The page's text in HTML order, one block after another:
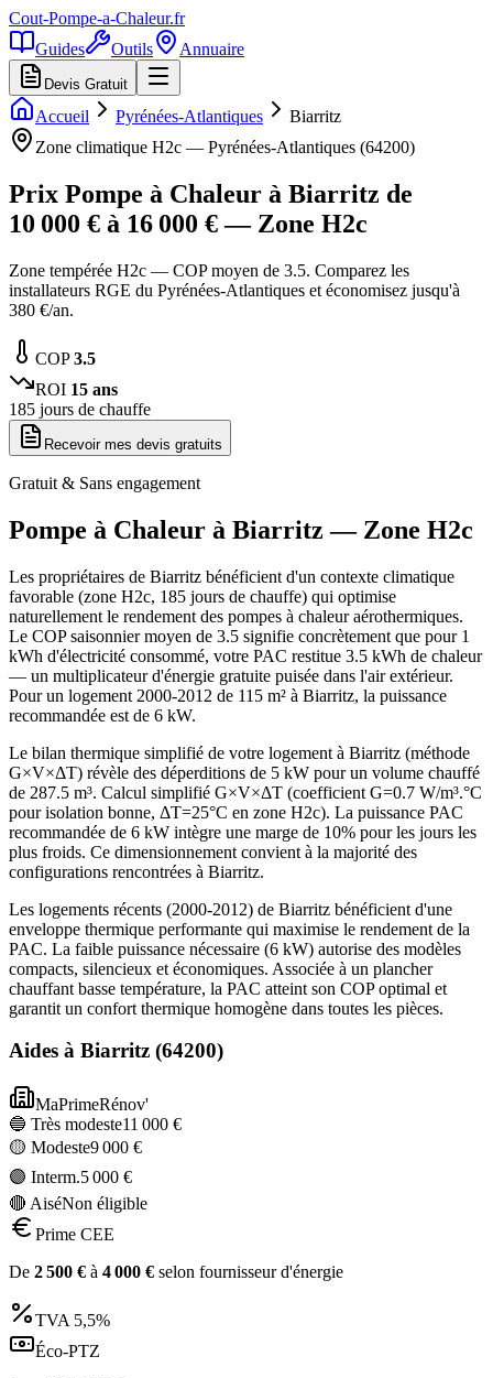
Cout-Pompe-a-Chaleur.fr
Guides
Outils Annuaire
Devis Gratuit
Accueil Pyrénées-Atlantiques
Biarritz
Zone climatique H2c — Pyrénées-Atlantiques (64200)
Prix Pompe à Chaleur à Biarritz de
10 000 € à 16 000 € — Zone H2c
Zone tempérée H2c — COP moyen de 3.5. Comparez les
installateurs RGE du Pyrénées-Atlantiques et économisez jusqu'à
380 €/an.
COP3.5
ROI 15 ans
185 jours de chauffe
Recevoir mes devis gratuits
Gratuit & Sans engagement
Pompe à Chaleur à Biarritz — Zone H2c
Les propriétaires de Biarritz bénéficient d'un contexte climatique
favorable (zone H2c, 185 jours de chauffe) qui optimise
naturellement le rendement des pompes à chaleur aérothermiques.
Le COP saisonnier moyen de 3.5 signifie concrètement que pour 1
kWh d'électricité consommé, votre PAC restitue 3.5 kWh de chaleur
— un multiplicateur d'énergie gratuite puisée dans l'air extérieur.
Pour un logement 2000-2012 de 115 m² à Biarritz, la puissance
recommandée est de 6 kW.
Le bilan thermique simplifié de votre logement à Biarritz (méthode
G×V×ΔT) révèle des déperditions de 5 kW pour un volume chauffé
de 287.5 m³. Calcul simplifié G×V×ΔT (coefficient G=0.7 W/m³.°C
pour isolation bonne, ΔT=25°C en zone H2c). La puissance PAC
recommandée de 6 kW intègre une marge de 10% pour les jours les
plus froids. Ce dimensionnement convient à la majorité des
configurations rencontrées à Biarritz.
Les logements récents (2000-2012) de Biarritz bénéficient d'une
enveloppe thermique performante qui maximise le rendement de la
PAC. La faible puissance nécessaire (6 kW) autorise des modèles
compacts, silencieux et économiques. Associée à un plancher
chauffant basse température, la PAC atteint son COP optimal et
garantit un confort thermique homogène dans toutes les pièces.
Aides à Biarritz (64200)
MaPrimeRénov'
🔵 Très modeste11 000 €
🟡 Modeste9 000 €
🟣 Interm.5 000 €
🔴 AiséNon éligible
Prime CEE
De 2 500 € à 4 000 € selon fournisseur d'énergie
TVA 5,5%
Éco-PTZ